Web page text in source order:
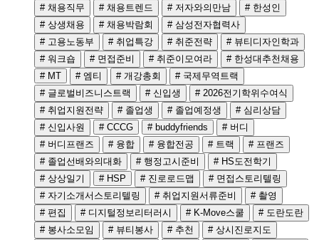
# 채용직무
# 채용트렌드 # 저자와의만남
# 한성인
# 상생채용
# 채용박람회
# 삼성전자협력사
# 고용노동부
# 취업특강 # 취준전략
# 뷰티디자인학과
# 워크숍
# 면접준비 # 취준이모여라
# 한성대추천채용
# MT
# 엠티 # 개강총회
# 국제무역트랙
# 글로벌비즈니스트랙
# 신입생
# 2026전기학위수여식
# 취업지원전략
# 졸업생 # 졸업예정생
# 심리상담
# 신입사원
# CCCG # buddyfriends
# 버디
# 버디프랜즈
# 융합 # 융합전공 # 트랙
# 프랜즈
# 졸업선배와의대화
# 행정고시준비
# HS도전학기
# 상상일기
# HSP # 진로로드맵
# 면접스토리텔링
# 자기소개서스토리텔링
# 취업지원서류준비
# 촬영
# 편집
# 디지털정보리터러시 # K-Move스쿨
# 도란도란
# 봉사소모임
# 뷰티봉사 # 추천
# 상시진로지도